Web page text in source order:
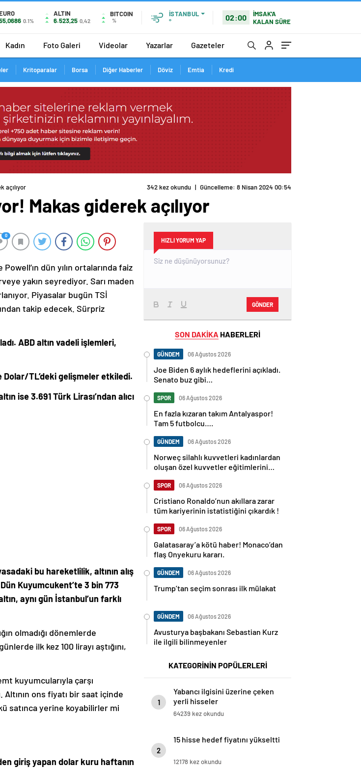
0.1%
ALTIN
6.523,25 0,42
BITCOIN
%
İSTANBUL
°
02:00
İMSAK'A
KALAN SÜRE
Kadın Foto Galeri Videolar Yazarlar Gazeteler
Kritoparalar Borsa Diğer Haberler Döviz Emtia Kredi
açılıyor 342 kez okundu | Güncelleme: 8 Nisan 2024 00:54
Makas giderek açılıyor
0
dün yılın ortalarında faiz
yakın seyrediyor. Sarı maden
Piyasalar bugün TSİ
takip edecek. Sürpriz
ABD altın vadeli işlemleri,
Dolar/TL’deki gelişmeler etkiledi.
ise 3.691 Türk Lirası’ndan alıcı
bu hareketlilik, altının alış
Kuyumcukent’te 3 bin 773
aynı gün İstanbul’un farklı
olmadığı dönemlerde
ilk kez 100 lirayı aştığını,
kuyumcularıyla çarşı
Altının ons fiyatı bir saat içinde
satınca yerine koyabilirler mi
giriş yapan dolar kuru haftanın
HIZLI YORUM YAP
GÖNDER
SON DAKİKA HABERLERİ
GÜNDEM 06 Ağustos 2026
Joe Biden 6 aylık hedeflerini açıkladı.
Senato buz gibi…
SPOR 06 Ağustos 2026
En fazla kızaran takım Antalyaspor!
Tam 5 futbolcu….
GÜNDEM 06 Ağustos 2026
Norweç silahlı kuvvetleri kadınlardan
oluşan özel kuvvetler eğitimlerini
SPOR 06 Ağustos 2026
Cristiano Ronaldo’nun akıllara zarar
tüm kariyerinin istatistiğini çıkardık !
SPOR 06 Ağustos 2026
Galatasaray’a kötü haber! Monaco’dan
flaş Onyekuru kararı.
GÜNDEM 06 Ağustos 2026
Trump’tan seçim sonrası ilk mülakat
GÜNDEM 06 Ağustos 2026
Avusturya başbakanı Sebastian Kurz
ile ilgili bilinmeyenler
KATEGORİNİN POPÜLERLERİ
1
Yabancı ilgisini üzerine çeken
yerli hisseler
64239 kez okundu
2
15 hisse hedef fiyatını yükseltti
12178 kez okundu